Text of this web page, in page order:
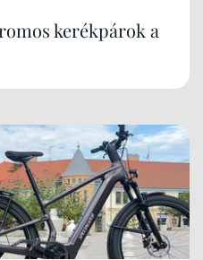
kerékpárok a